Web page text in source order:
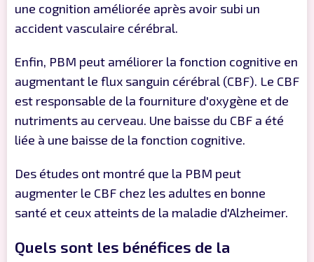
une cognition améliorée après avoir subi un
accident vasculaire cérébral.
Enfin, PBM peut améliorer la fonction cognitive en
augmentant le flux sanguin cérébral (CBF). Le CBF
est responsable de la fourniture d'oxygène et de
nutriments au cerveau. Une baisse du CBF a été
liée à une baisse de la fonction cognitive.
Des études ont montré que la PBM peut
augmenter le CBF chez les adultes en bonne
santé et ceux atteints de la maladie d'Alzheimer.
Quels sont les bénéfices de la